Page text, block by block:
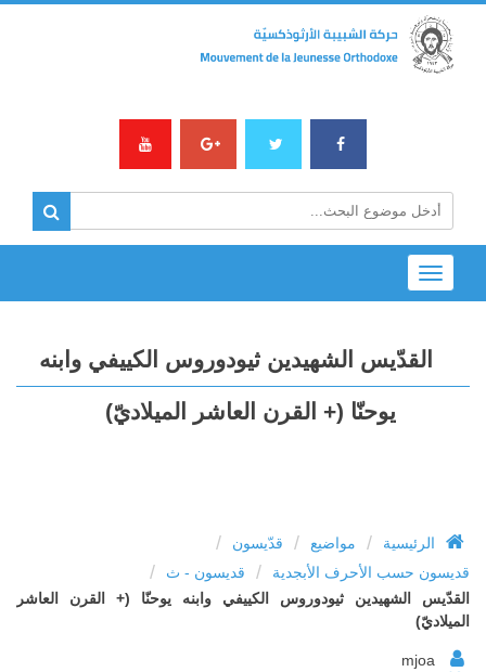
Toggle
navigation
القدّيس الشهيدين ثيودوروس الكييفي وابنه
يوحنّا (+ القرن العاشر الميلاديّ)
الرئيسية / مواضيع / قدّيسون /
قديسون حسب الأحرف الأبجدية / قديسون - ث /
القدّيس الشهيدين ثيودوروس الكييفي وابنه يوحنّا (+ القرن العاشر
الميلاديّ)